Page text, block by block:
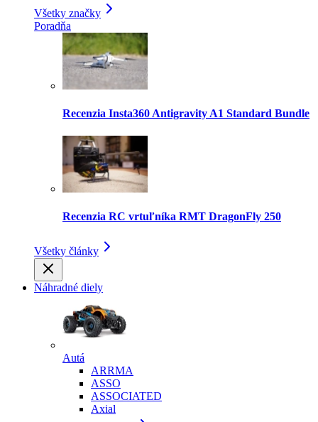
Všetky značky
Poradňa
Recenzia Insta360 Antigravity A1 Standard Bundle
Recenzia RC vrtuľníka RMT DragonFly 250
Všetky články
Náhradné diely
Autá
ARRMA
ASSO
ASSOCIATED
Axial